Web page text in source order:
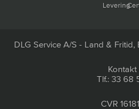
Levering
DLG Service A/S - Land &
Kontakt
Tlf.: 33 68
CVR